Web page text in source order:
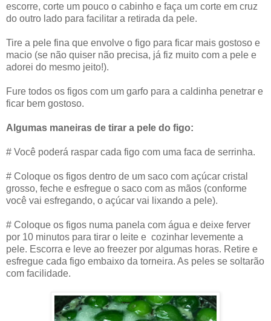
escorre, corte um pouco o cabinho e faça um corte em cruz
do outro lado para facilitar a retirada da pele.
Tire a pele fina que envolve o figo para ficar mais gostoso e
macio (se não quiser não precisa, já fiz muito com a pele e
adorei do mesmo jeito!).
Fure todos os figos com um garfo para a caldinha penetrar e
ficar bem gostoso.
Algumas maneiras de tirar a pele do figo:
# Você poderá raspar cada figo com uma faca de serrinha.
# Coloque os figos dentro de um saco com açúcar cristal
grosso, feche e esfregue o saco com as mãos (conforme
você vai esfregando, o açúcar vai lixando a pele).
# Coloque os figos numa panela com água e deixe ferver
por 10 minutos para tirar o leite e cozinhar levemente a
pele. Escorra e leve ao freezer por algumas horas. Retire e
esfregue cada figo embaixo da torneira. As peles se soltarão
com facilidade.